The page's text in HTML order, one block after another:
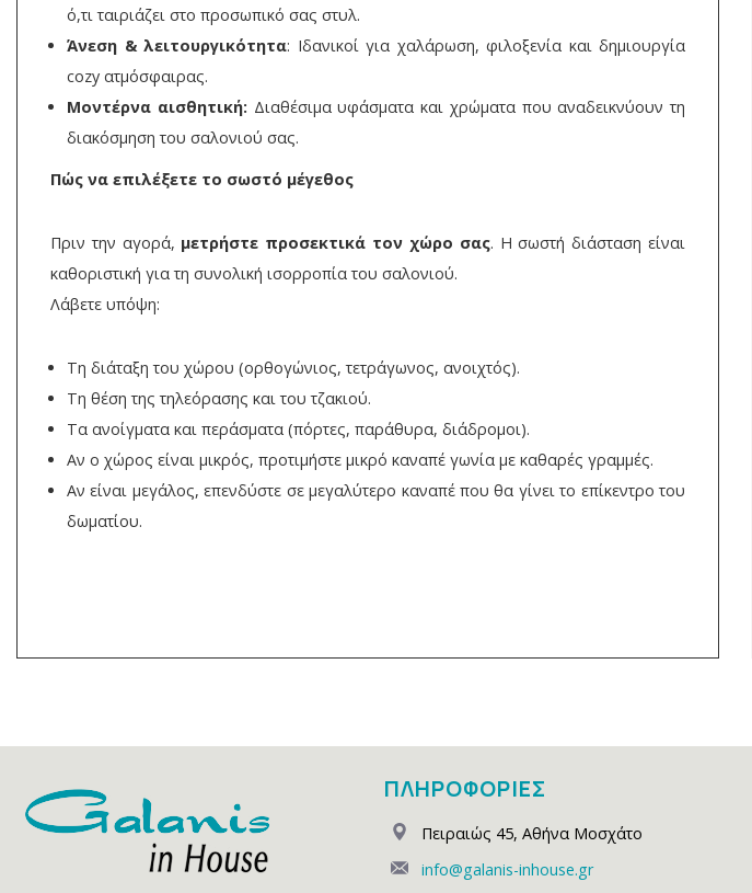
ό,τι ταιριάζει στο προσωπικό σας στυλ.
Άνεση & λειτουργικότητα: Ιδανικοί για χαλάρωση, φιλοξενία και δημιουργία
cozy ατμόσφαιρας.
Μοντέρνα αισθητική: Διαθέσιμα υφάσματα και χρώματα που αναδεικνύουν τη
διακόσμηση του σαλονιού σας.
Πώς να επιλέξετε το σωστό μέγεθος
Πριν την αγορά, μετρήστε προσεκτικά τον χώρο σας. Η σωστή διάσταση είναι
καθοριστική για τη συνολική ισορροπία του σαλονιού.
Λάβετε υπόψη:
Τη διάταξη του χώρου (ορθογώνιος, τετράγωνος, ανοιχτός).
Τη θέση της τηλεόρασης και του τζακιού.
Τα ανοίγματα και περάσματα (πόρτες, παράθυρα, διάδρομοι).
Αν ο χώρος είναι μικρός, προτιμήστε μικρό καναπέ γωνία με καθαρές γραμμές.
Αν είναι μεγάλος, επενδύστε σε μεγαλύτερο καναπέ που θα γίνει το επίκεντρο του
δωματίου.
ΠΛΗΡΟΦΟΡΙΕΣ
Πειραιώς 45, Αθήνα Μοσχάτο
info@galanis-inhouse.gr